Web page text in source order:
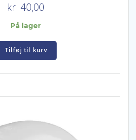
kr. 40,00
På lager
Tilføj til kurv